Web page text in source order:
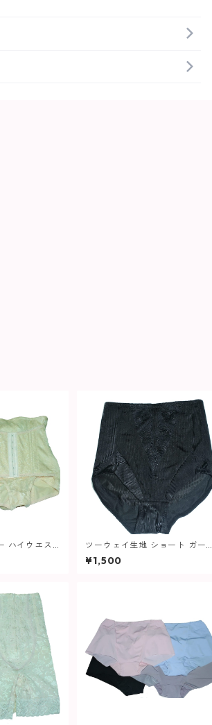
ハイウエス
605 レディ
ツーウェイ生地 ショート ガード
ル 513 レディース
¥1,500